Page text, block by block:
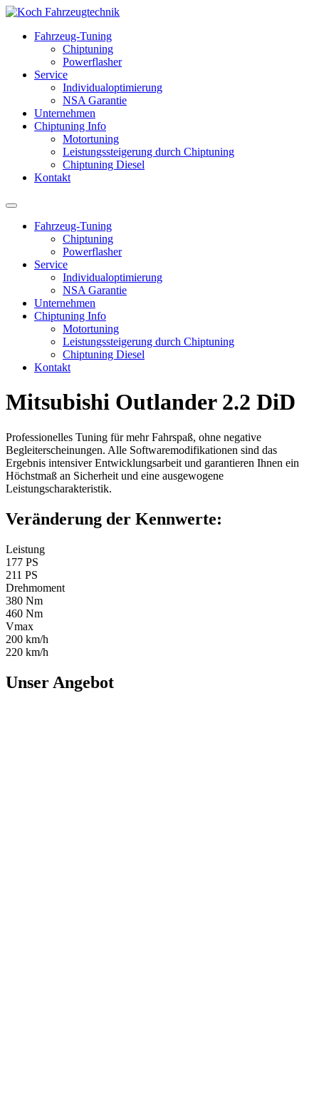
Fahrzeug-Tuning
Chiptuning
Powerflasher
Service
Individualoptimierung
NSA Garantie
Unternehmen
Chiptuning Info
Motortuning
Leistungssteigerung durch Chiptuning
Chiptuning Diesel
Kontakt
Fahrzeug-Tuning
Chiptuning
Powerflasher
Service
Individualoptimierung
NSA Garantie
Unternehmen
Chiptuning Info
Motortuning
Leistungssteigerung durch Chiptuning
Chiptuning Diesel
Kontakt
Mitsubishi Outlander 2.2 DiD
Professionelles Tuning für mehr Fahrspaß, ohne negative
Begleiterscheinungen. Alle Softwaremodifikationen sind das
Ergebnis intensiver Entwicklungsarbeit und garantieren Ihnen ein
Höchstmaß an Sicherheit und eine ausgewogene
Leistungscharakteristik.
Veränderung der Kennwerte:
Leistung
177 PS
211 PS
Drehmoment
380 Nm
460 Nm
Vmax
200 km/h
220 km/h
Unser Angebot